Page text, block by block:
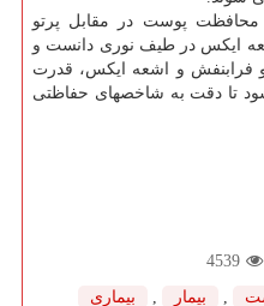
محافظت پوست در مقابل پرتو
ایكس در طیف نوری دانست و
فرابنفش و اشعه ایكس، قدرت
تا دقت به شاخصهای حفاظتی
4539
, بیمار , بیماری